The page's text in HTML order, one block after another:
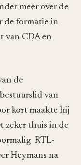
meer over de
de formatie in
van CDA en
de
van
kort maakte hij
zeker thuis in de
RTL-
Heymans na